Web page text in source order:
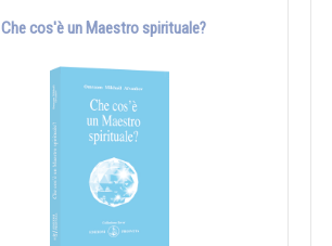
Che cos'è un Maestro spirituale?